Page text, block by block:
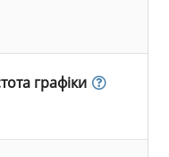
графіки